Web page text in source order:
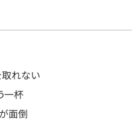
取れない
一杯
面倒